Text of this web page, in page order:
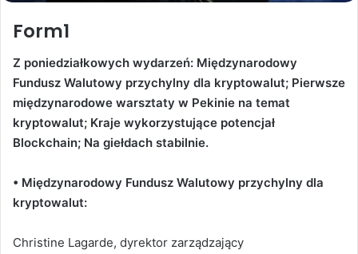
Form1
Z poniedziałkowych wydarzeń: Międzynarodowy
Fundusz Walutowy przychylny dla kryptowalut; Pierwsze
międzynarodowe warsztaty w Pekinie na temat
kryptowalut; Kraje wykorzystujące potencjał
Blockchain; Na giełdach stabilnie.
• Międzynarodowy Fundusz Walutowy przychylny dla
kryptowalut:
Christine Lagarde, dyrektor zarządzający